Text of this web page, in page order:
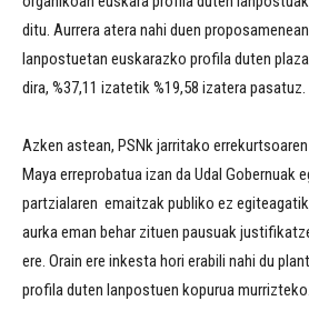
ditu. Aurrera atera nahi duen
lanpostuetan euskarazko profila duten
dira, %37,11 izatetik %19,58 izatera pasatuz.
Azken astean, PSNk jarritako
Maya erreprobatua izan da Udal Gobernuak
partzialaren emaitzak publiko ez
aurka eman behar zituen pausuak
ere. Orain ere inkesta hori erabili nahi du
profila duten lanpostuen kopurua